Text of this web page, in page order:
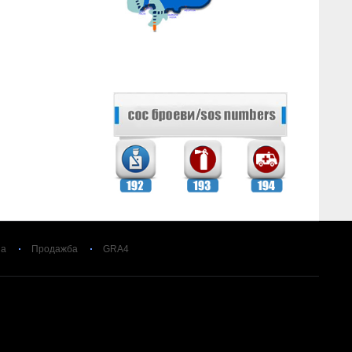
Продажба GRA4